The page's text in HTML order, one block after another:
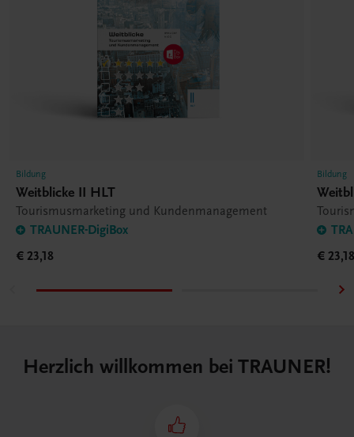
Bildung
Weitblicke II HLT
Tourismusmarketing und Kundenmanagement
TRAUNER-DigiBox
€ 23,18
Bildung
€
Herzlich willkommen bei TRAUNER!